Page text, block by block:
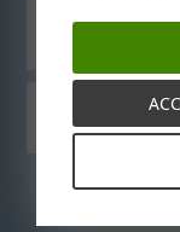
1992-2026